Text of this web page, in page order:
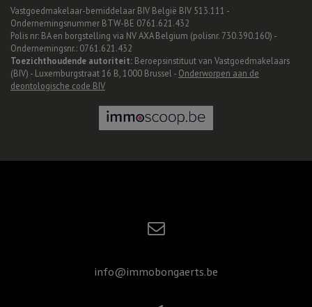
Vastgoedmakelaar-bemiddelaar BIV België BIV 513.111 -
Ondernemingsnummer BTW-BE 0761.621.432
Polis nr: BA en borgstelling via NV AXA Belgium (polisnr. 730.390.160) -
Ondernemingsnr.: 0761.621.432
Toezichthoudende autoriteit: Beroepsinstituut van Vastgoedmakelaars
(BIV) - Luxemburgstraat 16 B, 1000 Brussel - Onderworpen aan de
deontologische code BIV
info@immobongaerts.be